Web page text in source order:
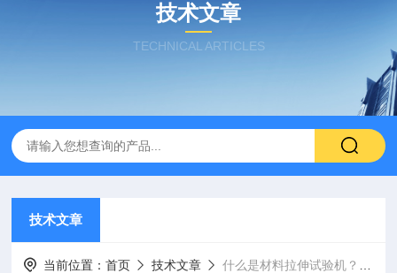
技术文章
TECHNICAL ARTICLES
技术文章
当前位置：首页 技术文章 什么是材料拉伸试验机？材料力学性能的“体检中心”